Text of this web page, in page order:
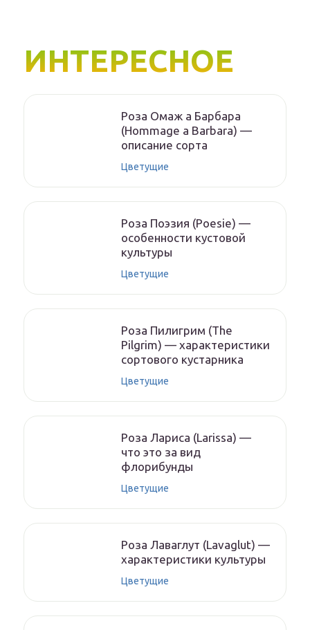
ИНТЕРЕСНОЕ
Роза Омаж а Барбара
(Hommage a Barbara) —
описание сорта
Цветущие
Роза Поэзия (Poesie) —
особенности кустовой
культуры
Цветущие
Роза Пилигрим (The
Pilgrim) — характеристики
сортового кустарника
Цветущие
Роза Лариса (Larissa) —
что это за вид
флорибунды
Цветущие
Роза Лаваглут (Lavaglut) —
характеристики культуры
Цветущие